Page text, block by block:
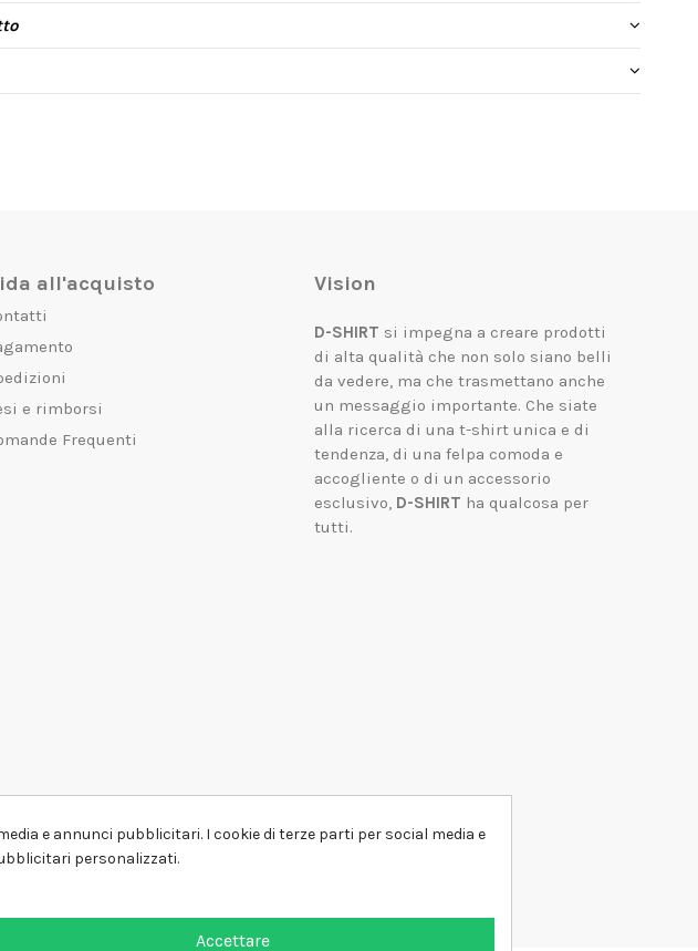
all'acquisto
e rimborsi
Frequenti
Vision
D-SHIRT si impegna a creare prodotti
di alta qualità che non solo siano belli
da vedere, ma che trasmettano anche
un messaggio importante. Che siate
alla ricerca di una t-shirt unica e di
tendenza, di una felpa comoda e
accogliente o di un accessorio
esclusivo, D-SHIRT ha qualcosa per
tutti.
e annunci pubblicitari. I cookie di terze parti per social media e
personalizzati.
Accettare